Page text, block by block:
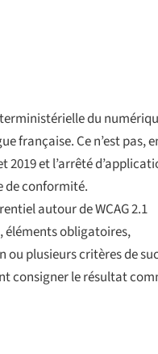
du
française. Ce n’est pas,
2019et l’arrêté
de conformité.
autour de WCAG 2.1
éléments obligatoires,
plusieurs critères de
consigner le résultat